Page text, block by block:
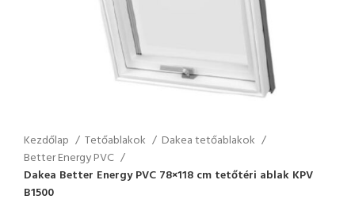
Kezdőlap Tetőablakok
Dakea tetőablakok
Better Energy PVC
Dakea Better Energy PVC 78×118 cm tetőtéri ablak KPV
B1500